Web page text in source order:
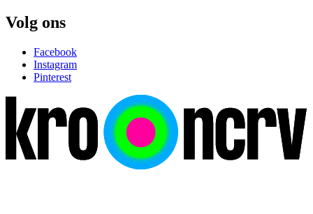
Volg ons
Facebook
Instagram
Pinterest